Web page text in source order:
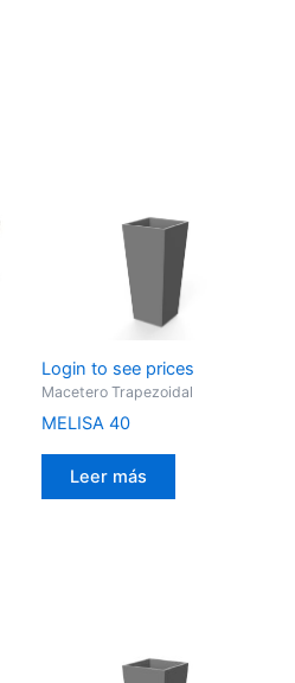
Login to see prices
Macetero Trapezoidal
MELISA 40
Leer más